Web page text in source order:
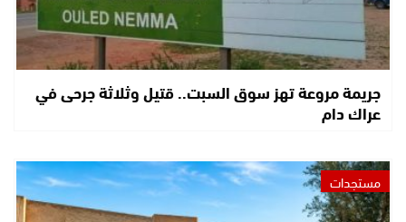
جريمة مروعة تهز سوق السبت.. قتيل وثلاثة جرحى في
عراك دام
مستجدات